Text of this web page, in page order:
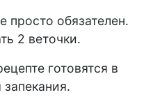
просто обязателен.
2 веточки.
готовятся в